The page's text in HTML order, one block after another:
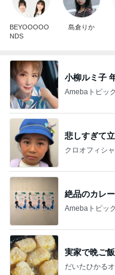
BEYOOOOO
NDS
島倉りか
小柳ルミ子
Amebaトピッ
悲しすぎて
クロオフィシ
絶品のカレ
Amebaトピッ
実家で晩ご飯
だいたひかる